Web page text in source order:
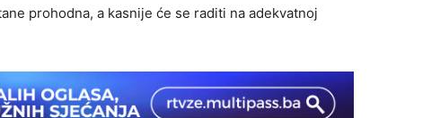
prohodna, a kasnije će se raditi na adekvatnoj